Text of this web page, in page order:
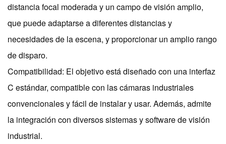
distancia focal moderada y un campo de visión amplio,
que puede adaptarse a diferentes distancias y
necesidades de la escena, y proporcionar un amplio rango
de disparo.
Compatibilidad: El objetivo está diseñado con una interfaz
C estándar, compatible con las cámaras industriales
convencionales y fácil de instalar y usar. Además, admite
la integración con diversos sistemas y software de visión
industrial.